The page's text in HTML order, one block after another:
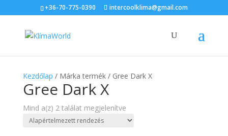
+36-70-775-0390 intercoolklima@gmail.com
×
Kezdőlap / Márka termék / Gree Dark X
Gree Dark X
Mind a(z) 2 találat megjelenítve